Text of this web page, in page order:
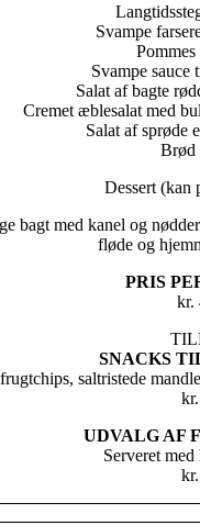
Svampe
Svampe
Salat af bagte
Cremet æblesalat med
Salat af sprøde
Brød
Dessert (kan
bagt med kanel og
fløde og
PRIS
kr.
SNACKS
saltristede
UDVALG AF
Serveret